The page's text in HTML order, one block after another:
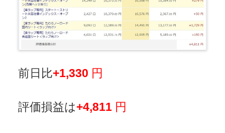
前日比+1,330 円
評価損益は+4,811 円